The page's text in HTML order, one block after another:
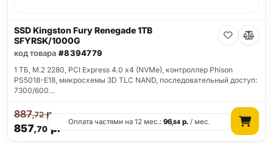
SSD Kingston Fury Renegade 1TB
SFYRSK/1000G
код товара #8394779
1 ТБ, M.2 2280, PCI Express 4.0 x4 (NVMe), контроллер Phison
PS5018-E18, микросхемы 3D TLC NAND, последовательный доступ:
7300/600…
857,70р.
887,72р.
Оплата частями на 12 мес.:96,84 р. / мес.